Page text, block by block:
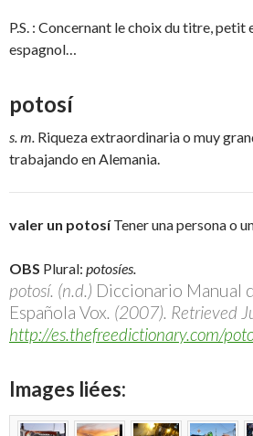
P.S. : Concernant le choix du titre,
espagnol…
potosí
s. m. Riquezaextraordinariao muy
trabajando enAlemania.
valer un potosí Tenerunapersonao
OBS Plural: potosíes.
potosí. (n.d.) Diccionario Manual
Española Vox. (2007). Retrieved
http://es.thefreedictionary.com/
Images liées: